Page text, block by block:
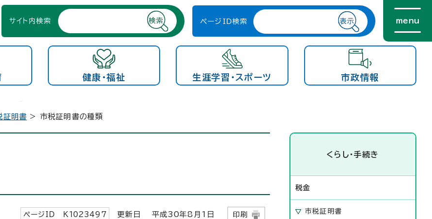
サイト内検索 ページID検索 menu
健康・福祉 生涯学習・スポーツ 市政情報
証明書 > 市税証明書の種類
ページID K 1023497 更新日 平成30年8月1日 印刷
くらし・手続き
税金
市税証明書